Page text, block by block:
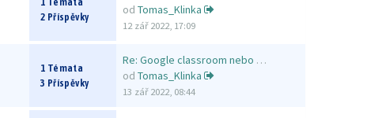
2 Příspěvky
od Tomas_Klinka
12 zář 2022, 17:09
1 Témata
3 Příspěvky
Re: Google classroom nebo MS …
od Tomas_Klinka
13 zář 2022, 08:44